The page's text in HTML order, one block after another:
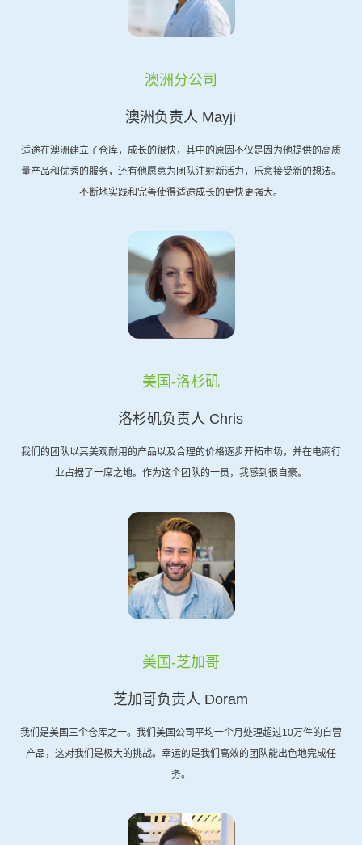
澳洲分公司
澳洲负责人 Mayji
适途在澳洲建立了仓库，成长的很快，其中的原因不仅是因为他提供的高质
量产品和优秀的服务，还有他愿意为团队注射新活力，乐意接受新的想法。
不断地实践和完善使得适途成长的更快更强大。
美国-洛杉矶
洛杉矶负责人 Chris
我们的团队以其美观耐用的产品以及合理的价格逐步开拓市场，并在电商行
业占据了一席之地。作为这个团队的一员，我感到很自豪。
美国-芝加哥
芝加哥负责人 Doram
我们是美国三个仓库之一。我们美国公司平均一个月处理超过10万件的自营
产品，这对我们是极大的挑战。幸运的是我们高效的团队能出色地完成任
务。